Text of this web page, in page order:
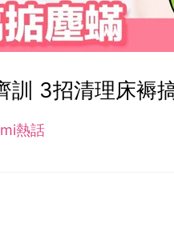
訓 3招清理床褥
熱話